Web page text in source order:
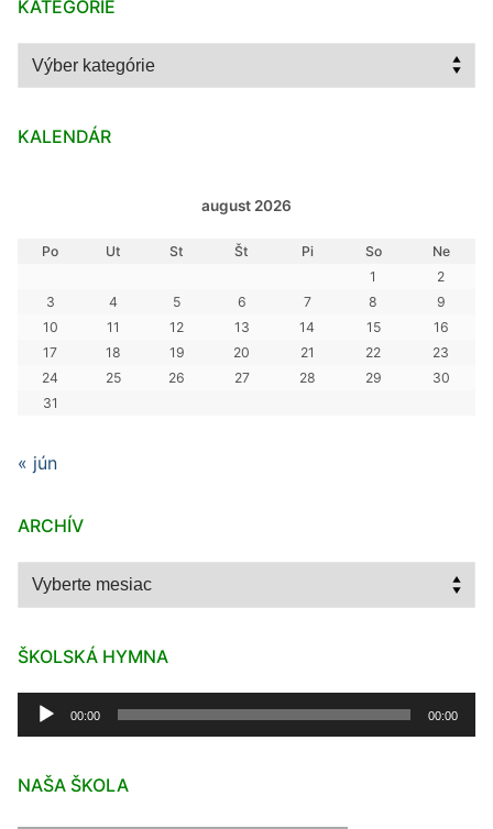
KATEGÓRIE
Kategórie
KALENDÁR
august 2026
Po Ut St Št Pi So
Ne
1
2
3
4 5 6 7 8
9
10
11 12 13 14 15
16
17
18 19 20 21 22
23
24
25 26 27 28 29
30
31
« jún
ARCHÍV
Archív
ŠKOLSKÁ HYMNA
Audio
prehrávač
00:00 00:00
NAŠA ŠKOLA